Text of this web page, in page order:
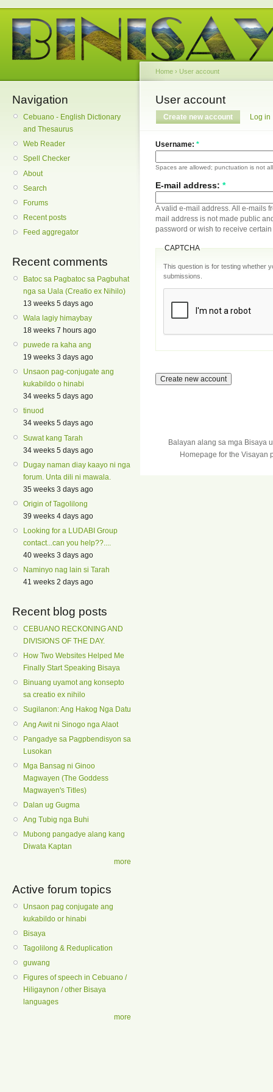
Navigation
Cebuano - English Dictionary
and Thesaurus
Web Reader
Spell Checker
About
Search
Forums
Recent posts
Feed aggregator
Recent comments
Batoc sa Pagbatoc sa Pagbuhat
nga sa Uala (Creatio ex Nihilo)
13 weeks 5 days ago
Wala lagiy himaybay
18 weeks 7 hours ago
puwede ra kaha ang
19 weeks 3 days ago
Unsaon pag-conjugate ang
kukabildo o hinabi
34 weeks 5 days ago
tinuod
34 weeks 5 days ago
Suwat kang Tarah
34 weeks 5 days ago
Dugay naman diay kaayo ni nga
forum. Unta dili ni mawala.
35 weeks 3 days ago
Origin of Tagolilong
39 weeks 4 days ago
Looking for a LUDABI Group
contact...can you help??....
40 weeks 3 days ago
Naminyo nag lain si Tarah
41 weeks 2 days ago
Recent blog posts
CEBUANO RECKONING AND
DIVISIONS OF THE DAY.
How Two Websites Helped Me
Finally Start Speaking Bisaya
Binuang uyamot ang konsepto
sa creatio ex nihilo
Sugilanon: Ang Hakog Nga Datu
Ang Awit ni Sinogo nga Alaot
Pangadye sa Pagpbendisyon sa
Lusokan
Mga Bansag ni Ginoo
Magwayen (The Goddess
Magwayen's Titles)
Dalan ug Gugma
Ang Tubig nga Buhi
Mubong pangadye alang kang
Diwata Kaptan
more
Active forum topics
Unsaon pag conjugate ang
kukabildo or hinabi
Bisaya
Tagolilong & Reduplication
guwang
Figures of speech in Cebuano /
Hiligaynon / other Bisaya
languages
more
Home › User account
User account
Create new account Log in
Username: *
Spaces are allowed; punctuation is not
E-mail address: *
A valid e-mail address. All e-mails
mail address is not made public
password or wish to receive
CAPTCHA
This question is for testing whether
submissions.
Balayan alang sa mga Bisaya
Homepage for the Visayan